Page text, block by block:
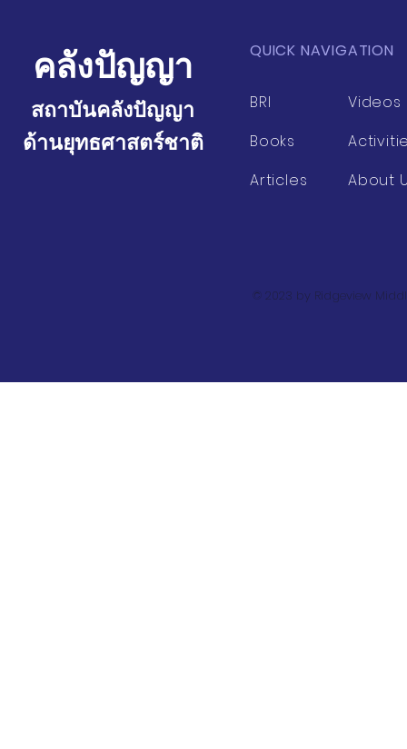
คลังปัญญา
สถาบันคลังปัญญา
ด้านยุทธศาสตร์ชาติ
QUICK NAVIGATION
BRI
Books
Articles
Videos
About
© 2023 by Ridgeview